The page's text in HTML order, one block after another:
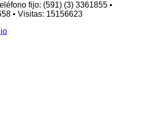
fijo: (591) (3) 3361855 •
• Visitas: 15156623